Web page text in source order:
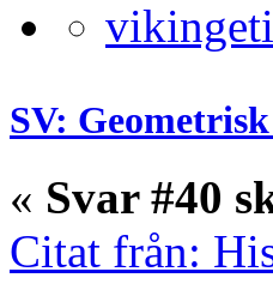
SV:
« Svar #40
Citat från: